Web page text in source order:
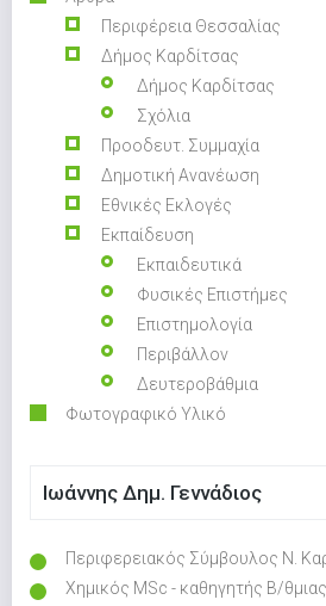
Περιφέρεια Θεσσαλίας
Δήμος Καρδίτσας
Δήμος Καρδίτσας
Σχόλια
Προοδευτ. Συμμαχία
Δημοτική Ανανέωση
Εθνικές Εκλογές
Εκπαίδευση
Εκπαιδευτικά
Φυσικές Επιστήμες
Επιστημολογία
Περιβάλλον
Δευτεροβάθμια
Φωτογραφικό Υλικό
Ιωάννης Δημ. Γεννάδιος
Περιφερειακός Σύμβουλος Ν.
Χημικός MSc - καθηγητής Β/